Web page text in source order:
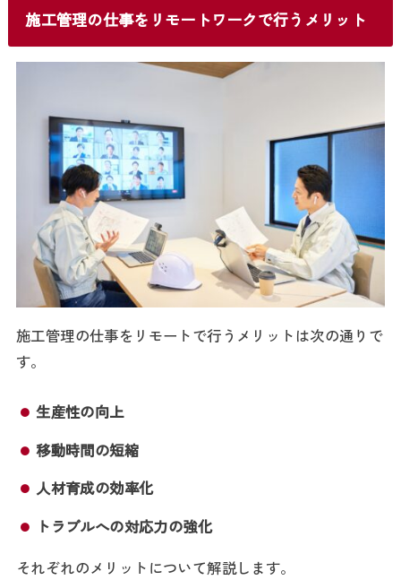
施工管理の仕事をリモートワークで行うメリット
施工管理の仕事をリモートで行うメリットは次の通りで
す。
生産性の向上
移動時間の短縮
人材育成の効率化
トラブルへの対応力の強化
それぞれのメリットについて解説します。